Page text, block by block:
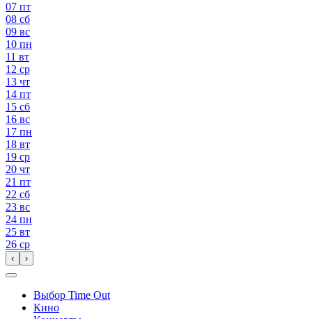
07 пт
08 сб
09 вс
10 пн
11 вт
12 ср
13 чт
14 пт
15 сб
16 вс
17 пн
18 вт
19 ср
20 чт
21 пт
22 сб
23 вс
24 пн
25 вт
26 ср
‹ ›
Выбор Time Out
Кино